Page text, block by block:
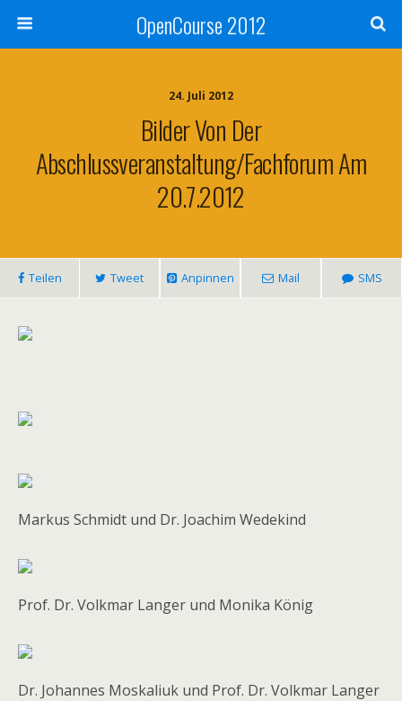
OpenCourse 2012
24. Juli 2012
Bilder Von Der
Abschlussveranstaltung/Fachforum Am
20.7.2012
Teilen Tweet Anpinnen Mail SMS
Markus Schmidt und Dr. Joachim Wedekind
Prof. Dr. Volkmar Langer und Monika König
Dr. Johannes Moskaliuk und Prof. Dr. Volkmar Langer